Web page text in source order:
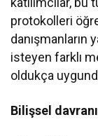
protokolleri
danışmanların
isteyen farklı
oldukça
Bilişsel